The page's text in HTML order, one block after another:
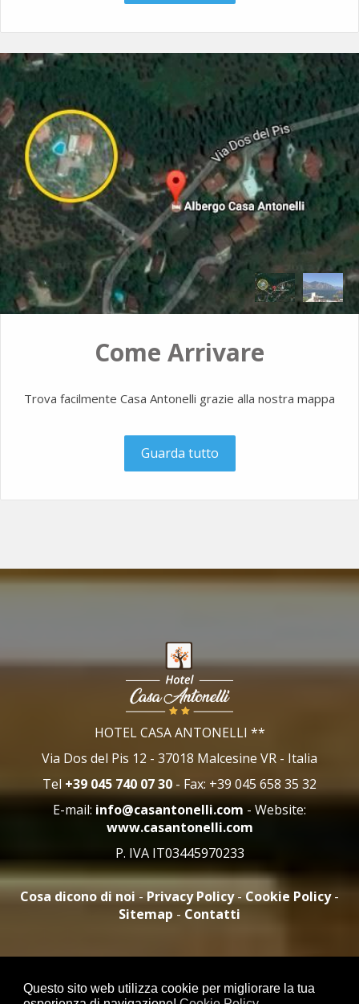
Questo sito web utilizza cookie per migliorare la tua
Come Arrivare
Trova facilmente Casa Antonelli grazie alla nostra mappa
Guarda tutto
HOTEL CASA ANTONELLI **
Via Dos del Pis 12 - 37018 Malcesine VR - Italia
Tel +39 045 740 07 30 - Fax: +39 045 658 35 32
E-mail:
- Website:
www.casantonelli.com
P. IVA IT03445970233
Cosa dicono di noi-Privacy Policy-Cookie Policy-
Sitemap - Contatti